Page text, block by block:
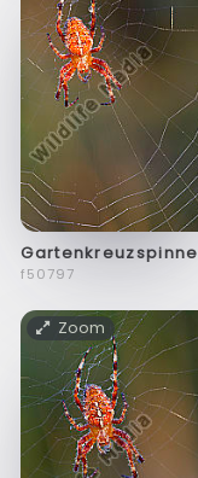
Gartenkreuzspinne
f50797
Zoom